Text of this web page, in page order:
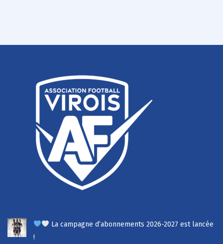
La campagne d’abonnements 2026-2027 est lancée
!